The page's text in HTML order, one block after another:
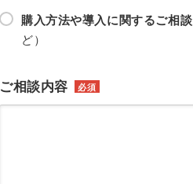
購入方法や導入に関するご相談
ど）
ご相談内容 必須